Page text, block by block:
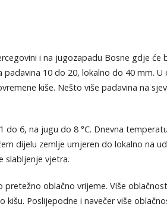
i na jugozapadu Bosne gdje će
padavina 10 do 20, lokalno do 40 mm.
kiše. Nešto više padavina na
do 6, na jugu do 8 °C. Dnevna
dijelu zemlje umjeren do lokalno na
slabljenje vjetra.
pretežno oblačno vrijeme. Više
kišu. Poslijepodne i navečer više